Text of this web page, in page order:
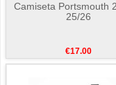
Camiseta Portsmouth
25/26
€17.00